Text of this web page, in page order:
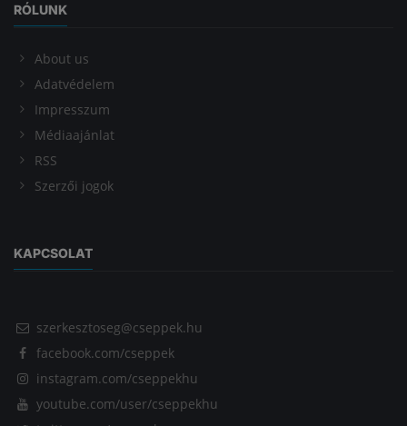
RÓLUNK
About us
Adatvédelem
Impresszum
Médiaajánlat
RSS
Szerzői jogok
KAPCSOLAT
szerkesztoseg@cseppek.hu
facebook.com/cseppek
instagram.com/cseppekhu
youtube.com/user/cseppekhu